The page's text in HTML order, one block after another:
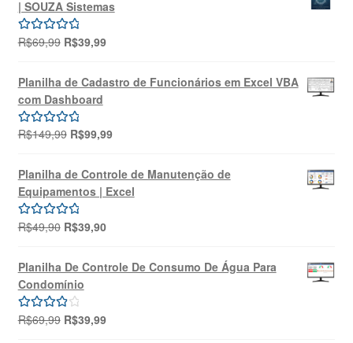
| SOUZA Sistemas
Avaliação
R$69,99 O
original
era:
R$69,99.
R$39,99O
é:
Planilha de Cadastro de Funcionários em Excel VBA
com Dashboard
Avaliação
R$149,99 O
original
era:
R$149,99.
R$99,99O
atual
é:
R$99,99.
Planilha de Controle de Manutenção de
Equipamentos | Excel
Avaliação
R$49,90 O
original
era:
R$49,90.
R$39,90O
atual
é:
Planilha De Controle De Consumo De Água Para
Condomínio
Avaliação
R$69,99 O
R$39,99O